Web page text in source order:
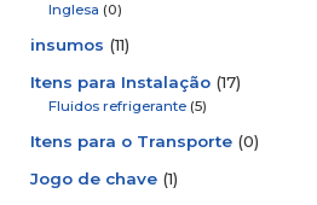
Inglesa (0)
insumos (11)
Itens para Instalação (17)
Fluidos refrigerante (5)
Itens para o Transporte (0)
Jogo de chave (1)